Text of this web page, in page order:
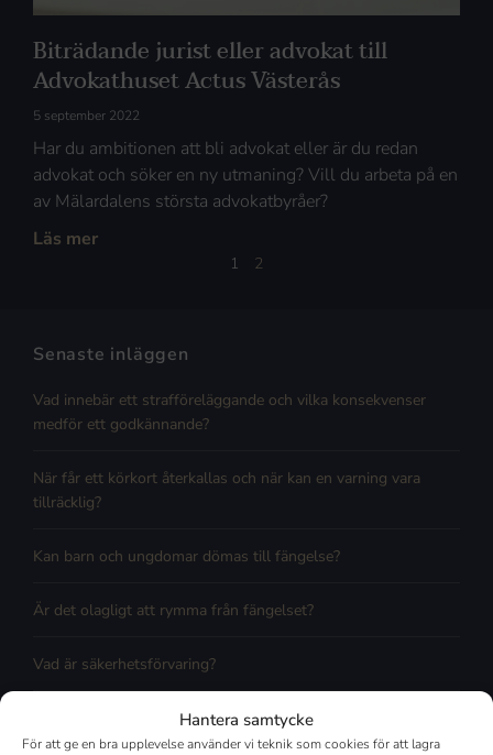
Hantera samtycke
För att ge en bra upplevelse använder vi teknik som cookies för att lagra
Biträdande jurist eller advokat till
Advokathuset Actus Västerås
5 september 2022
Har du ambitionen att bli advokat eller är du redan
advokat och söker en ny utmaning? Vill du arbeta på en
av Mälardalens största advokatbyråer?
Läs mer
1 2
Senaste inläggen
Vad innebär ett strafföreläggande och vilka konsekvenser
medför ett godkännande?
När får ett körkort återkallas och när kan en varning vara
tillräcklig?
Kan barn och ungdomar dömas till fängelse?
Är det olagligt att rymma från fängelset?
Vad är säkerhetsförvaring?